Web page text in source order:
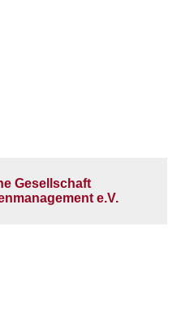
Gesellschaft
e.V.